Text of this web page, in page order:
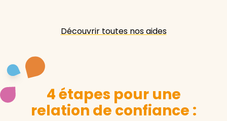
Découvrir toutes nos aides
4 étapes pour une
relation de confiance :